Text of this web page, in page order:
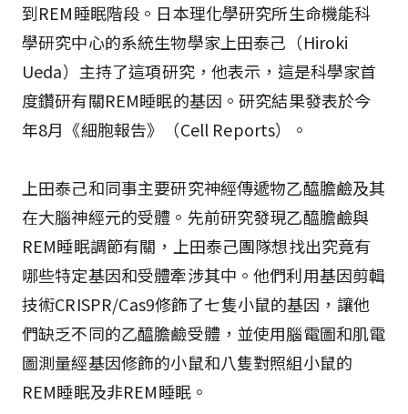
到REM睡眠階段。日本理化學研究所生命機能科
學研究中心的系統生物學家上田泰己（Hiroki
Ueda）主持了這項研究，他表示，這是科學家首
度鑽研有關REM睡眠的基因。研究結果發表於今
年8月《細胞報告》（Cell Reports）。
上田泰己和同事主要研究神經傳遞物乙醯膽鹼及其
在大腦神經元的受體。先前研究發現乙醯膽鹼與
REM睡眠調節有關，上田泰己團隊想找出究竟有
哪些特定基因和受體牽涉其中。他們利用基因剪輯
技術CRISPR/Cas9修飾了七隻小鼠的基因，讓他
們缺乏不同的乙醯膽鹼受體，並使用腦電圖和肌電
圖測量經基因修飾的小鼠和八隻對照組小鼠的
REM睡眠及非REM睡眠。